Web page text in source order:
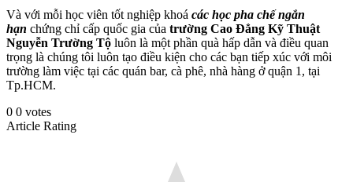
Và với mỗi học viên tốt nghiệp khoá các học pha chế ngắn
hạn chứng chỉ cấp quốc gia của trường Cao Đẳng Kỹ Thuật
Nguyễn Trường Tộ luôn là một phần quà hấp dẫn và điều quan
trọng là chúng tôi luôn tạo điều kiện cho các bạn tiếp xúc với môi
trường làm việc tại các quán bar, cà phê, nhà hàng ở quận 1, tại
Tp.HCM.
0 0 votes
Article Rating